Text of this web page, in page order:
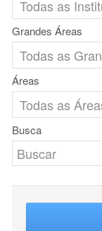
Grandes Áreas
Áreas
Busca